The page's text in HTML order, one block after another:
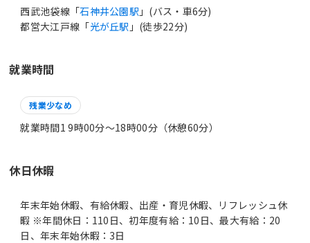
西武池袋線「石神井公園駅 」(バス・車6分)
都営大江戸線「光が丘駅 」(徒歩22分)
就業時間
残業少なめ
就業時間1 9時00分〜18時00分（休憩60分）
休日休暇
年末年始休暇、有給休暇、出産・育児休暇、リフレッシュ休
暇 ※年間休日：110日、初年度有給：10日、最大有給：20
日、年末年始休暇：3日